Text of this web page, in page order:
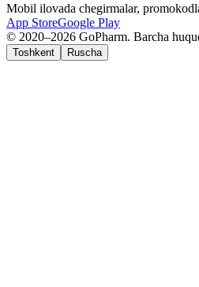
Mobil ilovada chegirmalar,
App StoreGoogle Play
© 2020–2026 GoPharm. Barcha
Toshkent Ruscha